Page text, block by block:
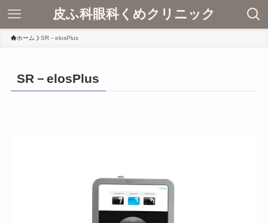
皮ふ科眼科くめクリニック
ホーム SR－elosPlus
SR－elosPlus